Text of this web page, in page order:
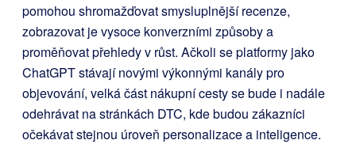
pomohou shromažďovat smysluplnější recenze,
zobrazovat je vysoce konverzními způsoby a
proměňovat přehledy v růst. Ačkoli se platformy jako
ChatGPT stávají novými výkonnými kanály pro
objevování, velká část nákupní cesty se bude i nadále
odehrávat na stránkách DTC, kde budou zákazníci
očekávat stejnou úroveň personalizace a inteligence.